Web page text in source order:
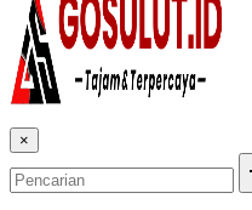
×